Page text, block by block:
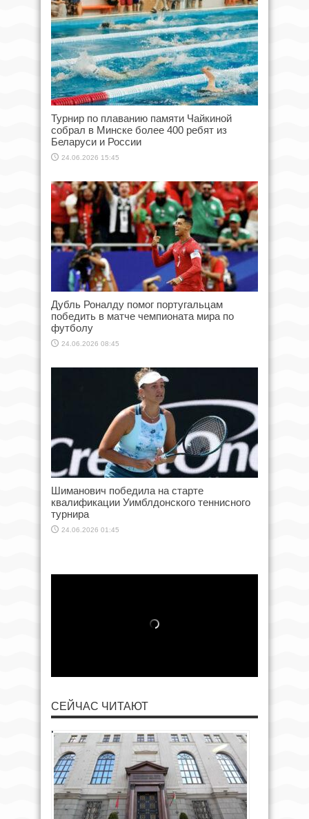
Турнир по плаванию памяти Чайкиной
собрал в Минске более 400 ребят из
Беларуси и России
24.06.2026 15:45
Дубль Роналду помог португальцам
победить в матче чемпионата мира по
футболу
24.06.2026 08:45
Шиманович победила на старте
квалификации Уимблдонского теннисного
турнира
24.06.2026 01:45
СЕЙЧАС ЧИТАЮТ